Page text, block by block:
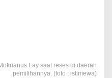
Lay saat reses di daerah
pemilihannya. (foto : istimewa)